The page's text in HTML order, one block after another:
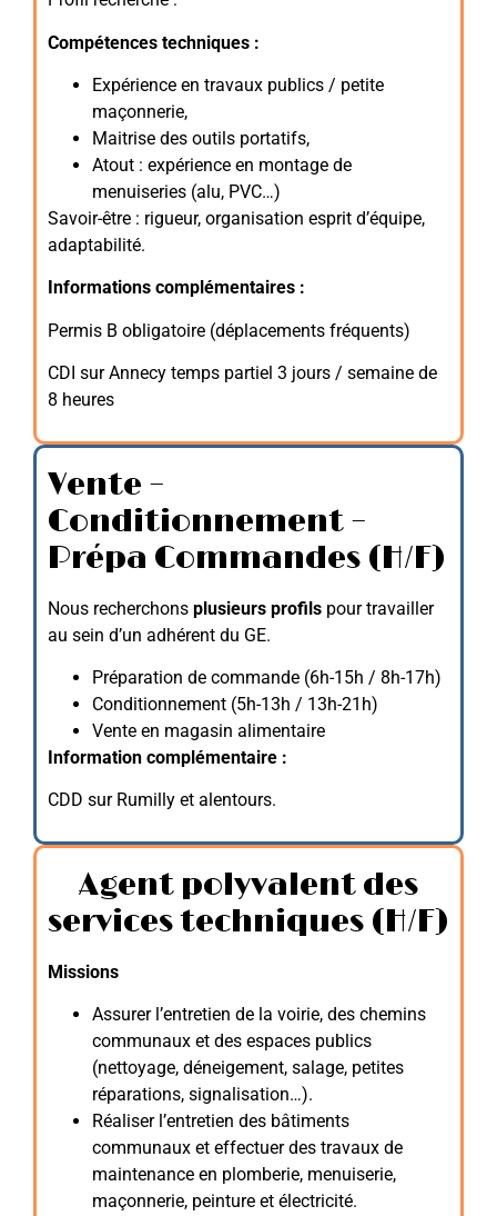
Compétences techniques :
Expérience en travaux publics / petite
maçonnerie,
Maitrise des outils portatifs,
Atout : expérience en montage de
menuiseries (alu, PVC…)
Savoir-être : rigueur, organisation esprit d’équipe,
adaptabilité.
Informations complémentaires :
Permis B obligatoire (déplacements fréquents)
CDI sur Annecy temps partiel 3 jours / semaine de
8 heures
Vente –
Conditionnement –
Prépa Commandes (H/F)
Nous recherchons plusieurs profils pour travailler
au sein d’un adhérent du GE.
Préparation de commande (6h-15h / 8h-17h)
Conditionnement (5h-13h / 13h-21h)
Vente en magasin alimentaire
Information complémentaire :
CDD sur Rumilly et alentours.
Agent polyvalent des
services techniques (H/F)
Missions
Assurer l’entretien de la voirie, des chemins
communaux et des espaces publics
(nettoyage, déneigement, salage, petites
réparations, signalisation…).
Réaliser l’entretien des bâtiments
communaux et effectuer des travaux de
maintenance en plomberie, menuiserie,
maçonnerie, peinture et électricité.